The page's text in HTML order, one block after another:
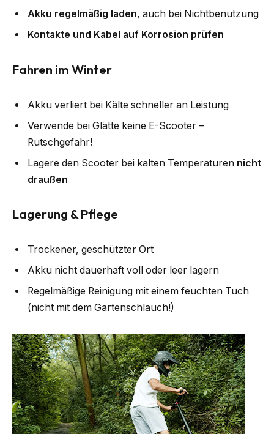
Akku regelmäßig laden, auch bei Nichtbenutzung
Kontakte und Kabel auf Korrosion prüfen
Fahren im Winter
Akku verliert bei Kälte schneller an Leistung
Verwende bei Glätte keine E-Scooter –
Rutschgefahr!
Lagere den Scooter bei kalten Temperaturen nicht
draußen
Lagerung & Pflege
Trockener, geschützter Ort
Akku nicht dauerhaft voll oder leer lagern
Regelmäßige Reinigung mit einem feuchten Tuch
(nicht mit dem Gartenschlauch!)